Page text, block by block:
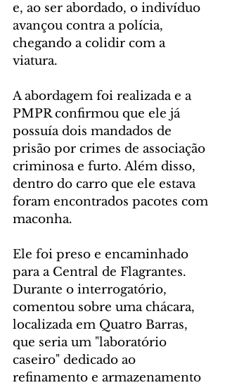
e, ao ser abordado, o indivíduo
avançou contra a polícia,
chegando a colidir com a
viatura.
A abordagem foi realizada e a
PMPR confirmou que ele já
possuía dois mandados de
prisão por crimes de associação
criminosa e furto. Além disso,
dentro do carro que ele estava
foram encontrados pacotes com
maconha.
Ele foi preso e encaminhado
para a Central de Flagrantes.
Durante o interrogatório,
comentou sobre uma chácara,
localizada em Quatro Barras,
que seria um "laboratório
caseiro" dedicado ao
refinamento e armazenamento